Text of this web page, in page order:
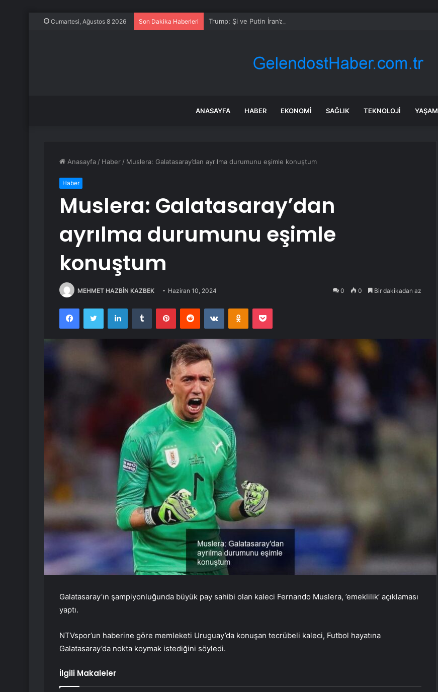
Cumartesi, Ağustos 8 2026 Son Dakika Haberleri Trump: Şi ve Putin İran’a silah satmayacaklarını söyledi
ANASAYFA HABER EKONOMI SAĞLIK TEKNOLOJI YAŞAM
Anasayfa / Haber / Muslera: Galatasaray’dan ayrılma durumunu eşimle konuştum
Haber
Muslera: Galatasaray’dan
ayrılma durumunu eşimle
konuştum
MEHMET HAZBİN KAZBEK Haziran 10, 2024 0 0 Bir dakikadan az
FacebookTwitter LinkedInTumblr PinterestReddit VKontakteOdnoklassniki
Pocket
Galatasaray’ın şampiyonluğunda büyük pay sahibi olan kaleci Fernando Muslera, ’emeklilik’ açıklaması
yaptı.
NTVspor’un haberine göre memleketi Uruguay’da konuşan tecrübeli kaleci, Futbol hayatına
Galatasaray’da nokta koymak istediğini söyledi.
İlgili Makaleler